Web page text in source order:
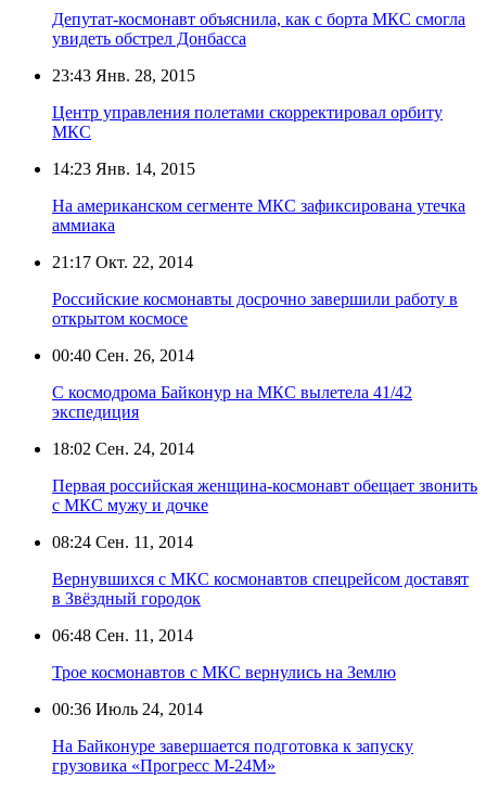
Депутат-космонавт объяснила, как с борта МКС смогла
увидеть обстрел Донбасса
23:43 Янв. 28, 2015
Центр управления полетами скорректировал орбиту
МКС
14:23 Янв. 14, 2015
На американском сегменте МКС зафиксирована утечка
аммиака
21:17 Окт. 22, 2014
Российские космонавты досрочно завершили работу в
открытом космосе
00:40 Сен. 26, 2014
С космодрома Байконур на МКС вылетела 41/42
экспедиция
18:02 Сен. 24, 2014
Первая российская женщина-космонавт обещает звонить
с МКС мужу и дочке
08:24 Сен. 11, 2014
Вернувшихся с МКС космонавтов спецрейсом доставят
в Звёздный городок
06:48 Сен. 11, 2014
Трое космонавтов с МКС вернулись на Землю
00:36 Июль 24, 2014
На Байконуре завершается подготовка к запуску
грузовика «Прогресс М-24М»